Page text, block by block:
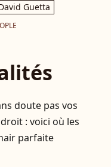
Guetta
doute pas vos
: voici où les
parfaite